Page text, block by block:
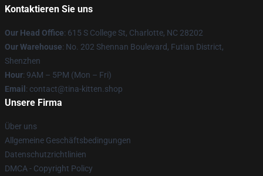
Kontaktieren Sie uns
Our Head Office: 615 S College St, Charlotte, NC 28202
Our Warehouse: No. 202 Shennan Boulevard, Futian District,
Shenzhen
Hour: 9AM – 5PM (Mon – Fri)
Email : contact@tina-kitten.shop
Unsere Firma
Über uns
Allgemeine Geschäftsbedingungen
Datenschutzrichtlinien
DMCA - Copyright Policy